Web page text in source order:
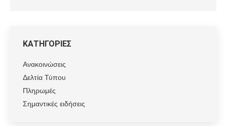
ΚΑΤΗΓΟΡΙΕΣ
Ανακοινώσεις
Δελτία Τύπου
Πληρωμές
Σημαντικές ειδήσεις